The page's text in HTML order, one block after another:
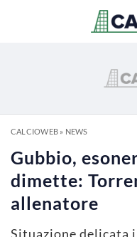
CALCIOWEB» NEWS
Gubbio,
dimette:
allenatore
Situazione delicata